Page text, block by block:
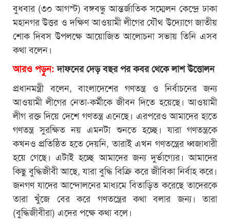
বুধবার (৩০ আগস্ট) বঙ্গবন্ধু আন্তর্জাতিক সম্মেলন কেন্দ্রে ঢাকা
মহানগর উত্তর ও দক্ষিণ আওয়ামী লীগের যৌথ উদ্যোগে জাতীয়
শোক দিবস উপলক্ষে আয়োজিত আলোচনা সভায় তিনি এসব
কথা বলেন।
আরও পড়ুন:দাফনের দেড় বছর পর কবর থেকে লাশ উত্তোলন
প্রধানমন্ত্রী বলেন, বাংলাদেশের গণতন্ত্র ও নির্বাচনের জন্য
আওয়ামী লীগের নেতা-কর্মীকে জীবন দিতে হয়েছে। আওয়ামী
লীগ রক্ত দিয়ে দেশে গণতন্ত্র এনেছে। এরপরেও আমাদের হাতে
গণতন্ত্র সুরক্ষিত নয় এমনটা শুনতে হচ্ছে। যারা গণতন্ত্রকে
কখনও প্রতিষ্ঠিত হতে দেয়নি, তারাই এখন গণতন্ত্রের ধ্বজাধারী
হয়ে গেছে। এটাই হচ্ছে আমাদের জন্য দুর্ভাগ্যের। আমাদের
কিছু বুদ্ধিজীবী আছে, যারা বুদ্ধি বিক্রি করে জীবিকা নির্বাহ করে।
জনগণ যাদের আন্দোলনের মাধ্যমে বিতাড়িত করেছে তাদেরকে
তারা খুঁজে বের করে গণতন্ত্রের কথা বলার জন্য। তারা
(বুদ্ধিজীবীরা) এদের পক্ষে কথা বলে।